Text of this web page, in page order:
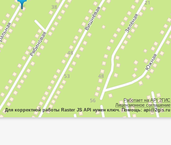
Работает на API 2ГИС
Лицензионное соглашение
Для корректной работы Raster JS API нужен ключ. Помощь: api@2gis.ru